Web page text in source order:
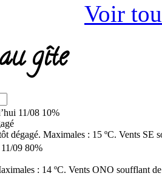
Voir
gîte
11/08 10%
dégagé. Maximales : 15 ºC. Vents SE
11/09 80%
: 14 ºC. Vents ONO soufflant